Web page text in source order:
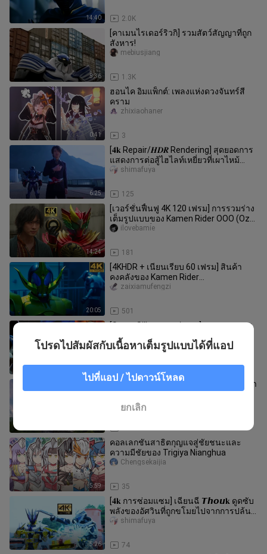
14:40 2.0K
5:36
[คาเมนไรเดอร์ริวกิ] รวมสัตว์สัญญาที่ถูก
สังหาร!
1.3K
mebiusjiang
0:41
ฮอนไค อิมแพ็กต์: เพลงแห่งดวงจันทร์สี
คราม
3
zhixiaohaner
6:25
[𝟒𝐤 Repair/𝑯𝑫𝑹 Rendering] สุดยอดการ
แสดงการต่อสู้ไฮไลท์เหยี่ยวที่เผาไหม้
อย่างรวดเร็ว
125
shimafuya
14:24
[เวอร์ชั่นฟื้นฟู 4K 120 เฟรม] การรวมร่าง
เต็มรูปแบบของ Kamen Rider OOO (Oz)
+ คอลเลคชั่นท่าพิเศษ!
181
ilovebamie
20:05
[4KHDR + เนียนเรียบ 60 เฟรม] สินค้า
คงคลังของ Kamen Rider
CAUCASUS/HERCUS/KETAROS (ทอง
501
zaixiamufengzi
[Super Silky𝟔𝟎𝑭𝑷𝑺/𝑯𝑫𝑹] การแสดงการ
ต่อสู้สุดร้อนแรงสองรายการของคนบาป
shimafuya
มีตอนจบที่ดีกว่าอุลตร้าแมนเกาส์ไหม? มา
ฟังเพลงปิดของ Ultraman Gauss กัน
เถอะ!renmiejiang
5:59
คอลเลกชันสาธิตกุญแจสู่ชัยชนะและ
ความมีชัยของ Trigiya Nianghua
35
Chengsekaijia
5:26
[𝟒𝐤 การซ่อมแซม] เฉียนฉี 𝙏𝙝𝙤𝙪𝐤 ดูดซับ
พลังของอัศวินที่ถูกขโมยไปจากการปล้น
ดาบ
74
shimafuya
โปรดไปสัมผัสกับเนื้อหาเต็มรูปแบบได้ที่แอป
ไปที่แอป / ไปดาวน์โหลด
ยกเลิก